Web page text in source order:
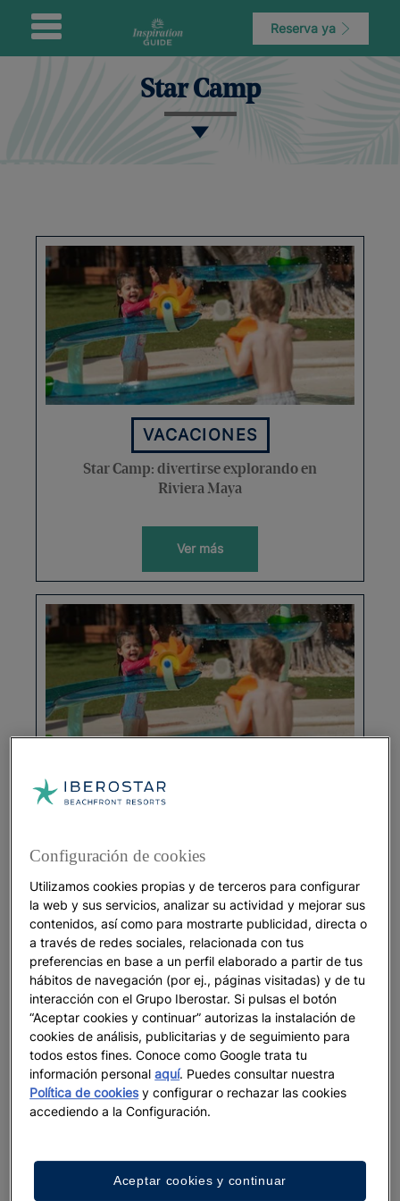
Reserva ya
Star Camp
VACACIONES
Star Camp: divertirse explorando en
Riviera Maya
Ver más
VACACIONES
Ver más
Saïdia: el Caribe marroquí
Configuración de cookies
Utilizamos cookies propias y de terceros para configurar
la web y sus servicios, analizar su actividad y mejorar sus
contenidos, así como para mostrarte publicidad, directa o
a través de redes sociales, relacionada con tus
preferencias en base a un perfil elaborado a partir de tus
hábitos de navegación (por ej., páginas visitadas) y de tu
interacción con el Grupo Iberostar. Si pulsas el botón
“Aceptar cookies y continuar” autorizas la instalación de
cookies de análisis, publicitarias y de seguimiento para
todos estos fines. Conoce como Google trata tu
información personalaquí. Puedes consultar nuestra
Política de cookiesy configurar o rechazar las cookies
accediendo a la Configuración.
Aceptar cookies y continuar